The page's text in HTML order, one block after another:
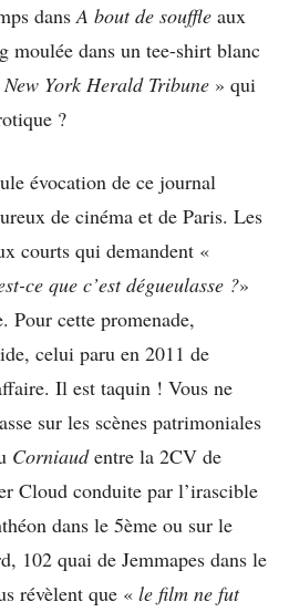
dans A bout de souffle aux
moulée dans un tee-shirt blanc
New York Herald Tribune » qui
?
évocation de ce journal
de cinéma et de Paris. Les
courts qui demandent «
ce que c’est dégueulasse ?»
Pour cette promenade,
celui paru en 2011 de
Il est taquin ! Vous ne
sur les scènes patrimoniales
Corniaudentre la 2CV de
Cloud conduite par l’irascible
dans le 5ème ou sur le
102 quai de Jemmapes dans le
révèlent que « le film ne fut